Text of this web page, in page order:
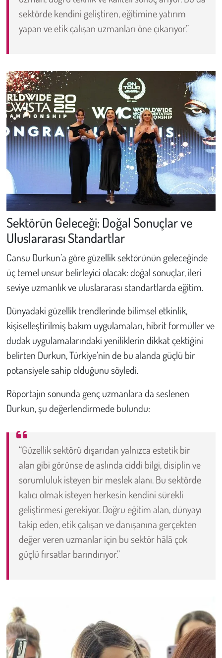
sektörde kendini geliştiren, eğitimine yatırım
yapan ve etik çalışan uzmanları öne çıkarıyor.”
Sektörün Geleceği: Doğal Sonuçlar ve
Uluslararası Standartlar
Cansu Durkun’a göre güzellik sektörünün geleceğinde
üç temel unsur belirleyici olacak: doğal sonuçlar, ileri
seviye uzmanlık ve uluslararası standartlarda eğitim.
Dünyadaki güzellik trendlerinde bilimsel etkinlik,
kişiselleştirilmiş bakım uygulamaları, hibrit formüller ve
dudak uygulamalarındaki yeniliklerin dikkat çektiğini
belirten Durkun, Türkiye’nin de bu alanda güçlü bir
potansiyele sahip olduğunu söyledi.
Röportajın sonunda genç uzmanlara da seslenen
Durkun, şu değerlendirmede bulundu:
“Güzellik sektörü dışarıdan yalnızca estetik bir
alan gibi görünse de aslında ciddi bilgi, disiplin ve
sorumluluk isteyen bir meslek alanı. Bu sektörde
kalıcı olmak isteyen herkesin kendini sürekli
geliştirmesi gerekiyor. Doğru eğitim alan, dünyayı
takip eden, etik çalışan ve danışanına gerçekten
değer veren uzmanlar için bu sektör hâlâ çok
güçlü fırsatlar barındırıyor.”